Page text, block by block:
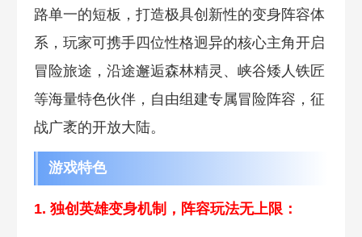
路单一的短板，打造极具创新性的变身阵容体
系，玩家可携手四位性格迥异的核心主角开启
冒险旅途，沿途邂逅森林精灵、峡谷矮人铁匠
等海量特色伙伴，自由组建专属冒险阵容，征
战广袤的开放大陆。
游戏特色
1. 独创英雄变身机制，阵容玩法无上限：